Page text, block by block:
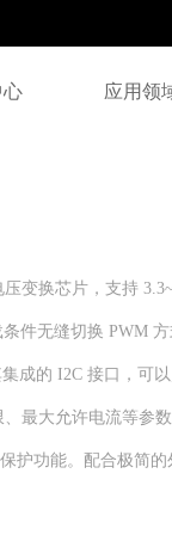
心 应用领
变换芯片，支持
件无缝切换 PWM
成的 I2C 接口，可
最大允许电流等参
护功能。配合极简的